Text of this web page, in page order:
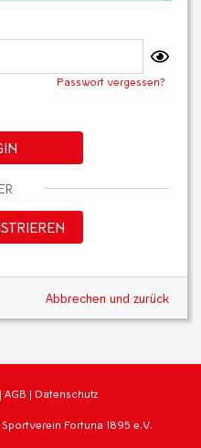
Passwort vergessen?
Abbrechen und zurück
| AGB | Datenschutz
Fortuna 1895 e.V.